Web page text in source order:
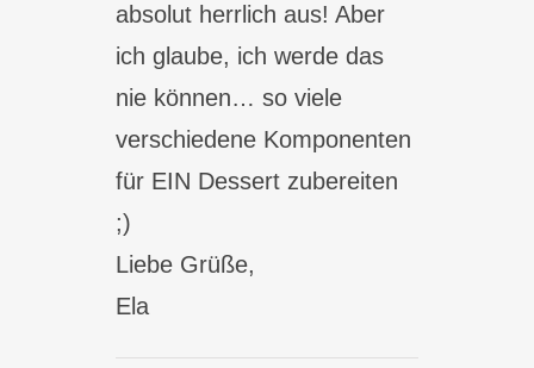
absolut herrlich aus! Aber
ich glaube, ich werde das
nie können… so viele
verschiedene Komponenten
für EIN Dessert zubereiten
;)
Liebe Grüße,
Ela